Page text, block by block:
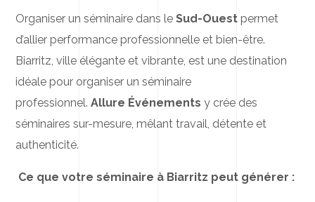
Organiser un séminaire dans leSud-Ouest permet
d’allier performance professionnelle et bien-être.
Biarritz, ville élégante et vibrante, est une destination
idéale pour organiser un séminaire
professionnel.Allure Événements y crée des
séminaires sur-mesure, mêlant travail, détente et
authenticité.
Ce que votre séminaire à Biarritz peut générer :